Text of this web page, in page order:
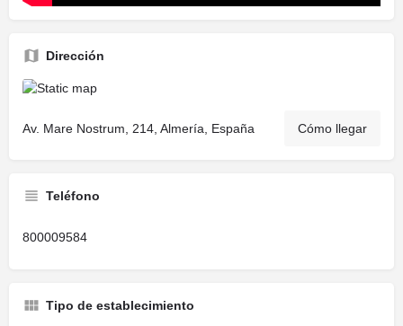
Dirección
Av. Mare Nostrum, 214, Almería, España Cómo llegar
Teléfono
800009584
Tipo de establecimiento